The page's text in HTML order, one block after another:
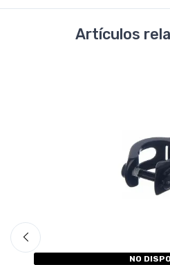
Artículos
NO